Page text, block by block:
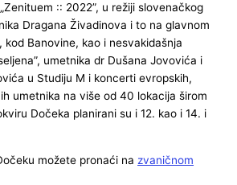
:: 2022”, u režiji slovenačkog
Dragana Živadinova i to na glavnom
kod Banovine, kao i nesvakidašnja
umetnika dr Dušana Jovovića i
u Studiju M i koncerti evropskih,
umetnika na više od 40 lokacija širom
Dočeka planirani su i 12. kao i 14. i
možete pronaći na zvaničnom